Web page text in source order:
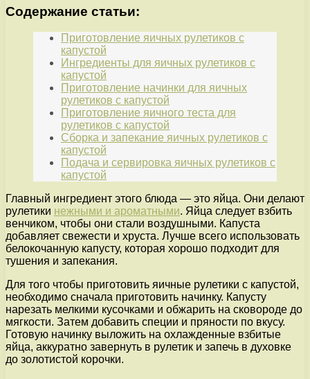
Содержание статьи:
Приготовление яичных рулетиков с
капустой
Ингредиенты для яичных рулетиков с
капустой
Приготовление начинки для яичных
рулетиков с капустой
Приготовление яичного теста для
рулетиков с капустой
Сборка и запекание яичных рулетиков с
капустой
Подача и сервировка яичных рулетиков с
капустой
Главный ингредиент этого блюда — это яйца. Они делают
рулетики нежными и ароматными. Яйца следует взбить
венчиком, чтобы они стали воздушными. Капуста
добавляет свежести и хруста. Лучше всего использовать
белокочанную капусту, которая хорошо подходит для
тушения и запекания.
Для того чтобы приготовить яичные рулетики с капустой,
необходимо сначала приготовить начинку. Капусту
нарезать мелкими кусочками и обжарить на сковороде до
мягкости. Затем добавить специи и пряности по вкусу.
Готовую начинку выложить на охлажденные взбитые
яйца, аккуратно завернуть в рулетик и запечь в духовке
до золотистой корочки.